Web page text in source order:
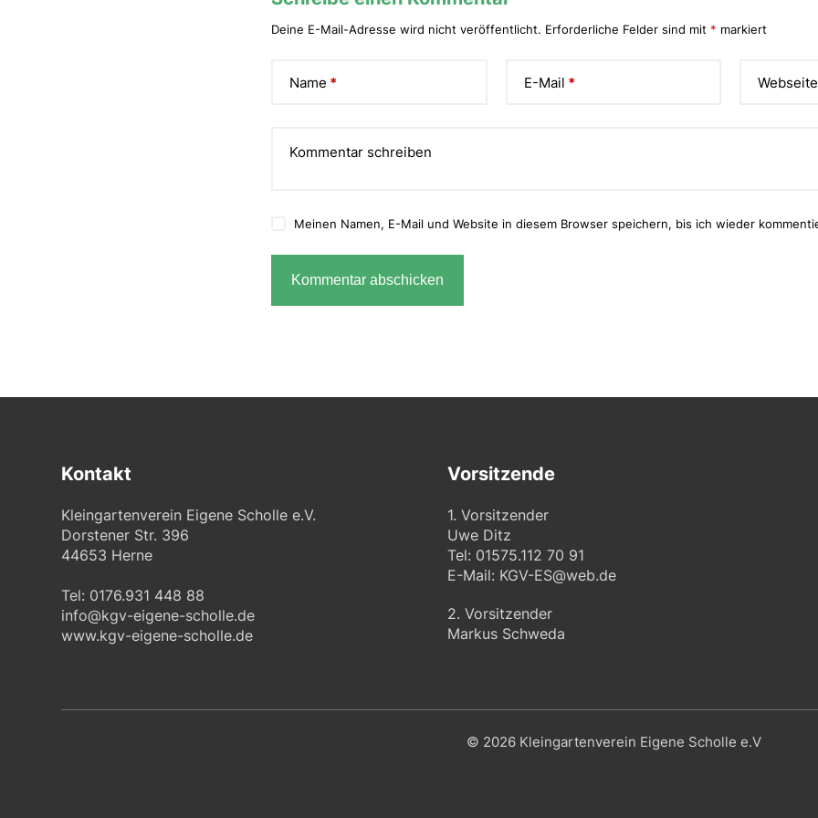
Deine E-Mail-Adresse wird nicht veröffentlicht. Erforderliche Felder sind mit * markiert
Name * E-Mail * Webseite
Kommentar schreiben
Meinen Namen, E-Mail und Website in diesem Browser speichern, bis ich wieder
Kommentar abschicken
Alternative:
Kontakt
Kleingartenverein Eigene Scholle e.V.
Dorstener Str. 396
44653 Herne
Tel: 0176.931 448 88
info@kgv-eigene-scholle.de
www.kgv-eigene-scholle.de
Vorsitzende
1. Vorsitzender
Uwe Ditz
Tel: 01575.112 70 91
E-Mail: KGV-ES@web.de
2. Vorsitzender
Markus Schweda
© 2026 Kleingartenverein Eigene Scholle e.V